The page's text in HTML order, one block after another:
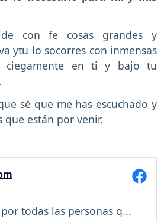
con fe cosas grandes y
ytu lo socorres con inmensas
ciegamente en ti y bajo tu
sé que me has escuchado y
que están por venir.
todas las personas q...